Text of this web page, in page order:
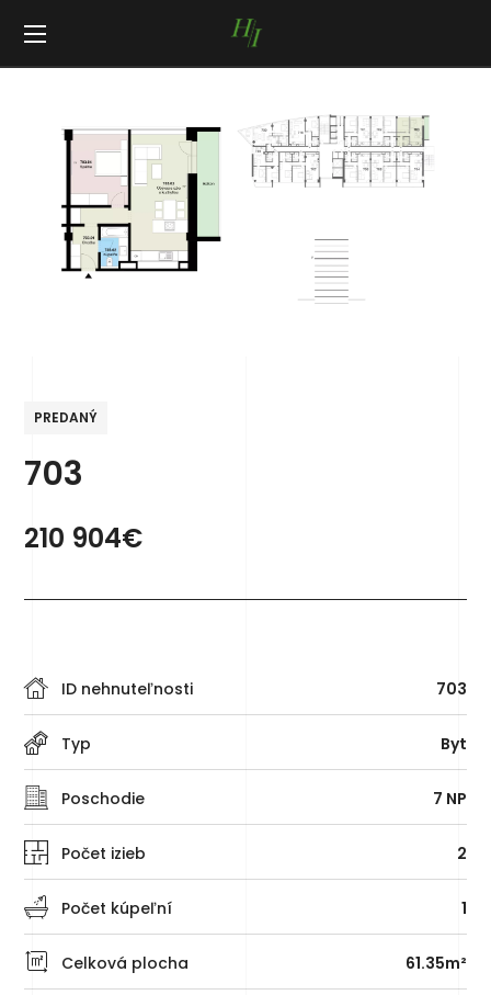
PREDANÝ
703
210 904€
ID nehnuteľnosti 703
Poschodie 7 NP
Počet kúpeľní 1
Celková plocha 61.35m²
Počet izieb 2
Typ Byt